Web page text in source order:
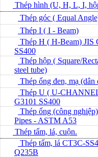
Thép hình (U, H, L, I,
Thép góc ( Equal
Thép I ( I - Beam)
Thép H ( H-Beam) JIS
SS400
Thép hộp ( Square/
steel tube)
Thép ống đen, mạ (dân
Thép U ( U-
G3101 SS400
Thép ống (công
Pipes - ASTM A53
Thép tấm, lá, cuộn.
Thép tấm, lá CT3C-
Q235B